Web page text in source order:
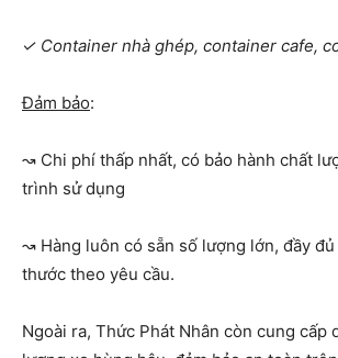
✓ Container nhà ghép, container cafe,
Đảm bảo:
↝ Chi phí thấp nhất, có bảo hành chất
trình sử dụng
↝ Hàng luôn có sẵn số lượng lớn, đầy
thước theo yêu cầu.
Ngoài ra, Thức Phát Nhân còn cung cấp